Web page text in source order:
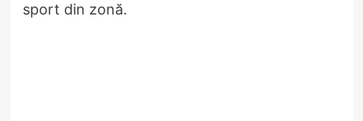
sport din zonă.